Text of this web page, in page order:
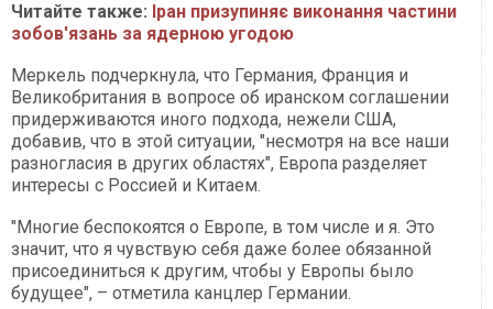
Читайте также: Іран призупиняє виконання частини
зобов'язань за ядерною угодою
Меркель подчеркнула, что Германия, Франция и
Великобритания в вопросе об иранском соглашении
придерживаются иного подхода, нежели США,
добавив, что в этой ситуации, "несмотря на все наши
разногласия в других областях", Европа разделяет
интересы с Россией и Китаем.
"Многие беспокоятся о Европе, в том числе и я. Это
значит, что я чувствую себя даже более обязанной
присоединиться к другим, чтобы у Европы было
будущее", – отметила канцлер Германии.